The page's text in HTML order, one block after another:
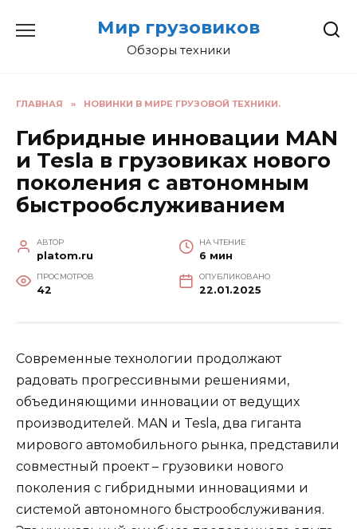
Мир грузовиков
Обзоры техники
ГЛАВНАЯ » НОВИНКИ В МИРЕ ГРУЗОВОЙ ТЕХНИКИ.
Гибридные инновации MAN
и Tesla в грузовиках нового
поколения с автономным
быстрообслуживанием
АВТОР
platom.ru
НА ЧТЕНИЕ
6 мин
ПРОСМОТРОВ
42
ОПУБЛИКОВАНО
22.01.2025
Современные технологии продолжают
радовать прогрессивными решениями,
объединяющими инновации от ведущих
производителей. MAN и Tesla, два гиганта
мирового автомобильного рынка, представили
совместный проект – грузовики нового
поколения с гибридными инновациями и
системой автономного быстрообслуживания.